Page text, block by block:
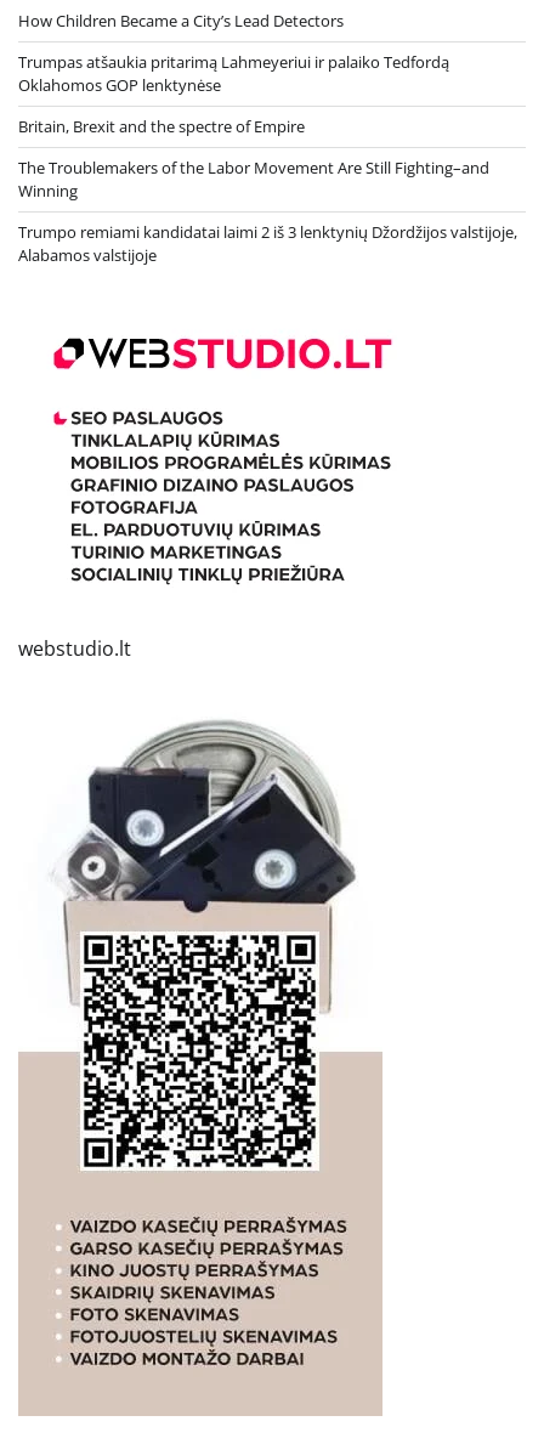
How Children Became a City’s Lead Detectors
Trumpas atšaukia pritarimą Lahmeyeriui ir palaiko Tedfordą
Oklahomos GOP lenktynėse
Britain, Brexit and the spectre of Empire
The Troublemakers of the Labor Movement Are Still Fighting–and
Winning
Trumpo remiami kandidatai laimi 2 iš 3 lenktynių Džordžijos valstijoje,
Alabamos valstijoje
webstudio.lt